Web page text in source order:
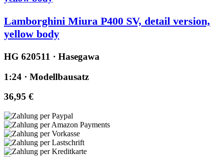
Lamborghini Miura P400 SV, detail version,
yellow body
HG 620511 · Hasegawa
1:24 · Modellbausatz
36,95 €